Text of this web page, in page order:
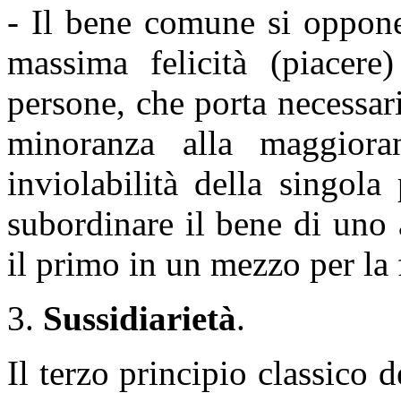
- Il bene comune si
massima felicità
persone, che porta
minoranza alla
inviolabilità della singola
subordinare il bene di
il primo in un mezzo per
3. Sussidiarietà.
Il terzo principio classico